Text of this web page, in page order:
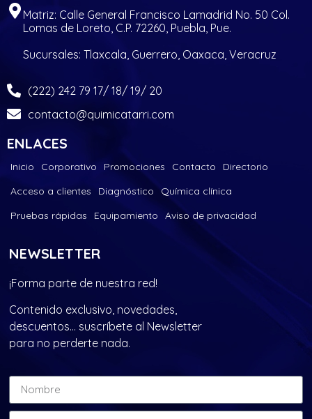
Matriz: Calle General Francisco Lamadrid No. 50 Col.
Lomas de Loreto, C.P. 72260, Puebla, Pue.
Sucursales: Tlaxcala, Guerrero, Oaxaca, Veracruz
(222) 242 79 17/ 18/ 19/ 20
contacto@quimicatarri.com
ENLACES
Inicio Corporativo Promociones Contacto
Directorio
Acceso a clientes
Diagnóstico
Química clínica
Pruebas rápidas
Equipamiento Aviso de privacidad
NEWSLETTER
¡Forma parte de nuestra red!
Contenido exclusivo, novedades,
descuentos… suscríbete al Newsletter
para no perderte nada.